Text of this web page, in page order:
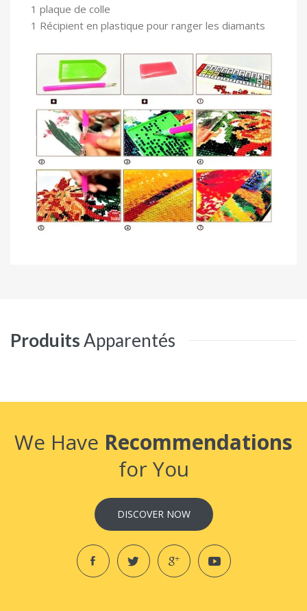
1 plaque de colle
1 Récipient en plastique pour ranger les diamants
ProduitsApparentés
We Have Recommendations
for You
DISCOVER NOW